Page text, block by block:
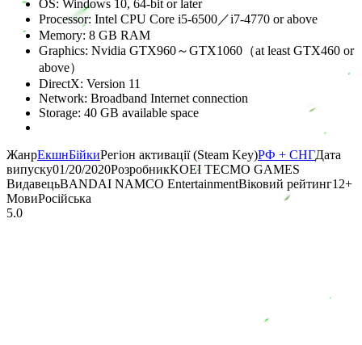
OS: Windows 10, 64-bit or later
Processor: Intel CPU Core i5-6500／i7-4770 or above
Memory: 8 GB RAM
Graphics: Nvidia GTX960～GTX1060（at least GTX460 or
above）
DirectX: Version 11
Network: Broadband Internet connection
Storage: 40 GB available space
ЖанрЕкшнБійкиРегіон активації (Steam Key)РФ + СНГДата
випуску01/20/2020РозробникKOEI TECMO GAMES
ВидавецьBANDAI NAMCO EntertainmentВіковий рейтинг12+
МовиРосійська
5.0